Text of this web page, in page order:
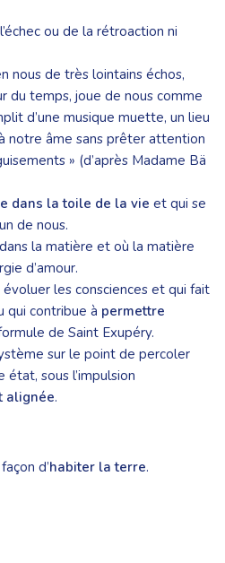
ou de la rétroaction ni
nous de très lointains échos,
du temps, joue de nous comme
d’une musique muette, un lieu
notre âme sans prêter attention
» (d’après Madame Bä
dans la toile de la vie et qui se
de nous.
dans la matière et où la matière
d’amour.
évoluer les consciences et qui fait
qui contribue à permettre
de Saint Exupéry.
sur le point de percoler
état, sous l’impulsion
alignée.
d’habiter la terre.